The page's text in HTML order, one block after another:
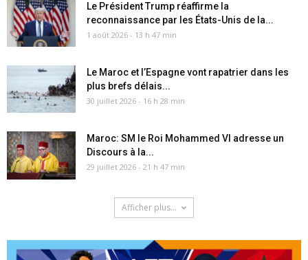
Le Président Trump réaffirme la
reconnaissance par les États-Unis de la...
1 août 2026 - 13 h 47 min
Le Maroc et l’Espagne vont rapatrier dans les
plus brefs délais...
30 juillet 2026 - 16 h 28 min
Maroc: SM le Roi Mohammed VI adresse un
Discours à la...
29 juillet 2026 - 21 h 47 min
Afficher plus...